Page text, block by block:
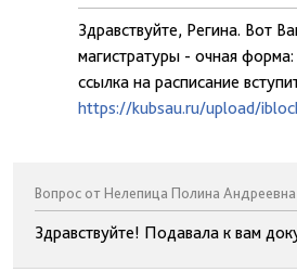
Здравствуйте, Регина. Вот
магистратуры - очная форма:
ссылка на расписание
https://kubsau.ru/upload/
Вопрос от Нелепица Полина Андреевна
Здравствуйте! Подавала к вам